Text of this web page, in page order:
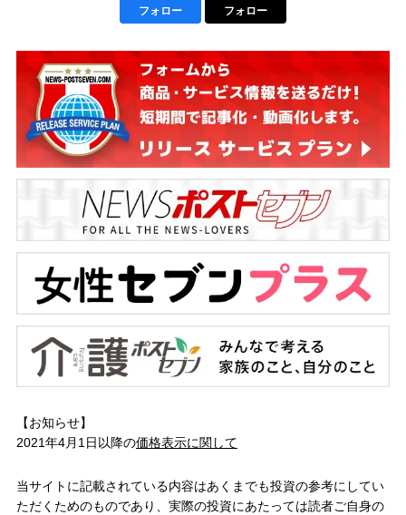
フォロー フォロー
【お知らせ】
2021年4月1日以降の価格表示に関して
当サイトに記載されている内容はあくまでも投資の参考にしてい
ただくためのものであり、実際の投資にあたっては読者ご自身の